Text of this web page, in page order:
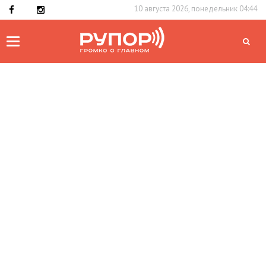
10 августа 2026, понедельник 04:44
Toggle